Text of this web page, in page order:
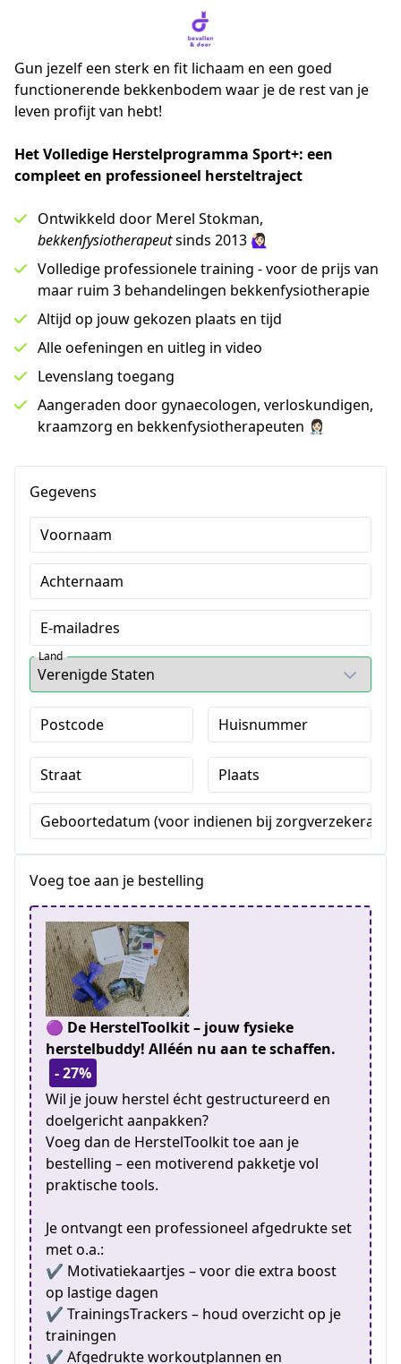
Gun jezelf een sterk en fit lichaam en een goed
functionerende bekkenbodem waar je de rest van je
leven profijt van hebt!
Het Volledige Herstelprogramma Sport+: een
compleet en professioneel hersteltraject
Ontwikkeld door Merel Stokman,
bekkenfysiotherapeutsinds 2013 🙋🏻‍♀️
Volledige professionele training - voor de prijs van
maar ruim 3 behandelingen bekkenfysiotherapie
Altijd op jouw gekozen plaats en tijd
Alle oefeningen en uitleg in video
Levenslang toegang
Aangeraden door gynaecologen, verloskundigen,
kraamzorg en bekkenfysiotherapeuten 👩🏻‍⚕️
Gegevens
Voornaam
Achternaam
E-mailadres
Land
Postcode Huisnummer
Straat Plaats
Geboortedatum (voor indienen bij zorgverzekeraar)
Voeg toe aan je bestelling
🟣 De HerstelToolkit – jouw fysieke
herstelbuddy! Alléén nu aan te schaffen.
- 27%
Wil je jouw herstel écht gestructureerd en
doelgericht aanpakken?
Voeg dan de HerstelToolkit toe aan je
bestelling – een motiverend pakketje vol
praktische tools.
Je ontvangt een professioneel afgedrukte set
met o.a.:
✔️ Motivatiekaartjes – voor die extra boost
op lastige dagen
✔️ TrainingsTrackers – houd overzicht op je
trainingen
✔️ Afgedrukte workoutplannen en